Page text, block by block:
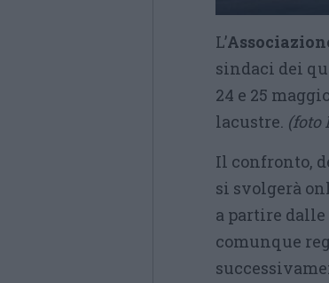
L’
sindaci dei
24 e 25
lacustre. (foto
Il confronto,
si svolgerà
a partire dalle
comunque